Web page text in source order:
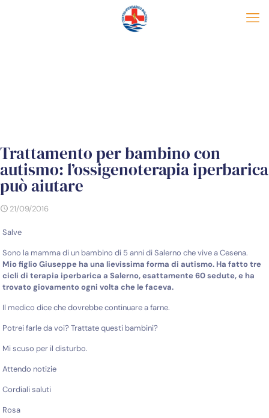
Trattamento per bambino con
autismo: l’ossigenoterapia iperbarica
può aiutare
21/09/2016
Salve
Sono la mamma di un bambino di 5 anni di Salerno che vive a Cesena.
Mio figlio Giuseppe ha una lievissima forma di autismo. Ha fatto tre
cicli di terapia iperbarica a Salerno, esattamente 60 sedute, e ha
trovato giovamento ogni volta che le faceva.
Il medico dice che dovrebbe continuare a farne.
Potrei farle da voi? Trattate questi bambini?
Mi scuso per il disturbo.
Attendo notizie
Cordiali saluti
Rosa